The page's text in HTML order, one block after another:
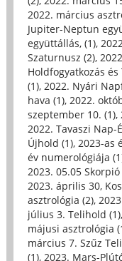
2022. március
Jupiter-Neptun
együttállás, (1),
Szaturnusz (2),
Holdfogyatkozás és
(1), 2022. Nyári
hava (1), 2022.
szeptember 10. (1),
2022. Tavaszi Nap-
Újhold (1), 2023-as
év numerológiája
2023. 05.05
2023. április 30,
asztrológia (2),
július 3. Telihold (1),
májusi asztrológia
március 7. Szűz
(1), 2023. Mars-